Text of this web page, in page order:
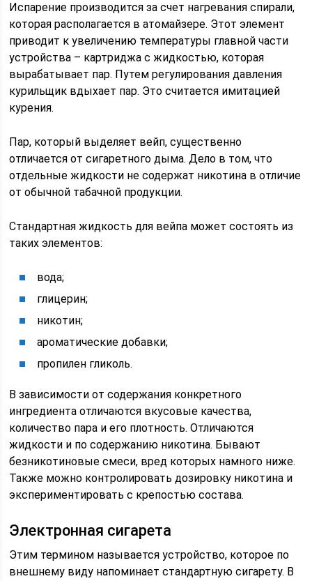
Испарение производится за счет нагревания спирали,
которая располагается в атомайзере. Этот элемент
приводит к увеличению температуры главной части
устройства – картриджа с жидкостью, которая
вырабатывает пар. Путем регулирования давления
курильщик вдыхает пар. Это считается имитацией
курения.
Пар, который выделяет вейп, существенно
отличается от сигаретного дыма. Дело в том, что
отдельные жидкости не содержат никотина в отличие
от обычной табачной продукции.
Стандартная жидкость для вейпа может состоять из
таких элементов:
вода;
глицерин;
никотин;
ароматические добавки;
пропилен гликоль.
В зависимости от содержания конкретного
ингредиента отличаются вкусовые качества,
количество пара и его плотность. Отличаются
жидкости и по содержанию никотина. Бывают
безникотиновые смеси, вред которых намного ниже.
Также можно контролировать дозировку никотина и
экспериментировать с крепостью состава.
Электронная сигарета
Этим термином называется устройство, которое по
внешнему виду напоминает стандартную сигарету. В